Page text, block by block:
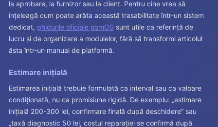
la aprobare, la furnizor sau la client. Pentru cine vrea să
înțeleagă cum poate arăta această trasabilitate într-un sistem
dedicat, ghidurile oficiale gsmOS sunt utile ca referință de
lucru și de organizare a modulelor, fără să transformi articolul
ăsta într-un manual de platformă.
Estimare inițială
Estimarea inițială trebuie formulată ca interval sau ca valoare
condiționată, nu ca promisiune rigidă. De exemplu: „estimare
inițială 200-300 lei, confirmare finală după deschidere” sau
„taxă diagnostic 50 lei, costul reparației se confirmă după